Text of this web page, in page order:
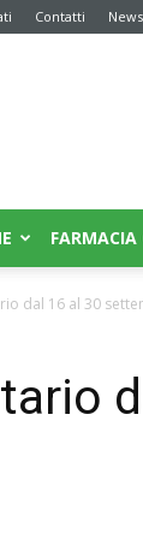
Contatti
FARMACIA
dal 16 al 30